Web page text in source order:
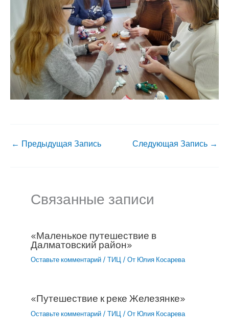
← Предыдущая Запись Следующая Запись →
Связанные записи
«Маленькое путешествие в
Далматовский район»
Оставьте комментарий / ТИЦ / От Юлия Косарева
«Путешествие к реке Железянке»
Оставьте комментарий / ТИЦ / От Юлия Косарева